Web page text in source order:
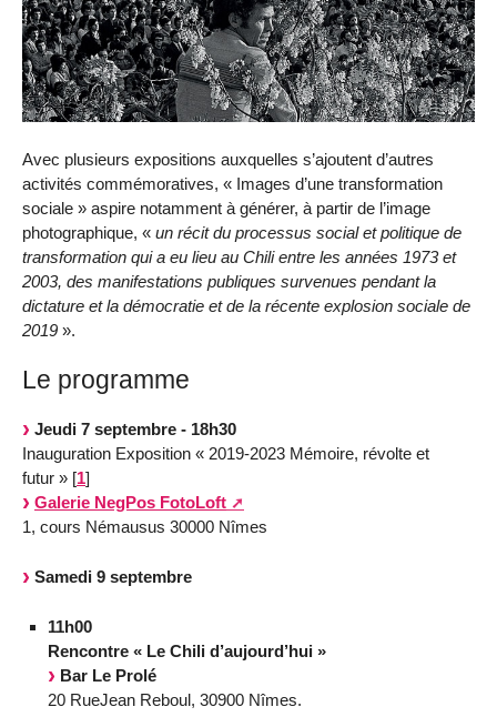
Avec plusieurs expositions auxquelles s’ajoutent d’autres
activités commémoratives, « Images d’une transformation
sociale » aspire notamment à générer, à partir de l’image
photographique, « un récit du processus social et politique de
transformation qui a eu lieu au Chili entre les années 1973 et
2003, des manifestations publiques survenues pendant la
dictature et la démocratie et de la récente explosion sociale de
2019 ».
Le programme
Jeudi 7 septembre - 18h30
Inauguration Exposition « 2019-2023 Mémoire, révolte et
futur » [1]
Galerie NegPos FotoLoft
1, cours Némausus 30000 Nîmes
Samedi 9 septembre
11h00
Rencontre « Le Chili d’aujourd’hui »
Bar Le Prolé
20 RueJean Reboul, 30900 Nîmes.